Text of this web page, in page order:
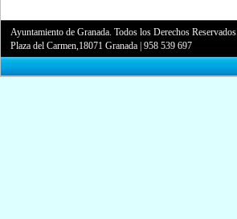
Ayuntamiento de Granada. Todos los Derechos Reservados.
Plaza del Carmen,18071 Granada |958 539 697